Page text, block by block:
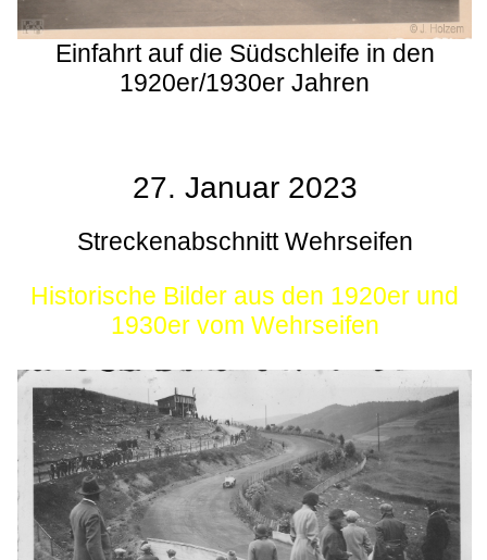
Einfahrt auf die Südschleife in den
1920er/1930er Jahren
27. Januar 2023
Streckenabschnitt Wehrseifen
Historische Bilder aus den 1920er und
1930er vom Wehrseifen